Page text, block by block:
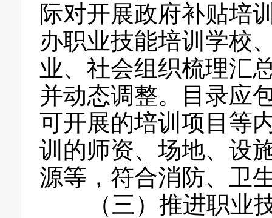
际对开展政府补贴培
办职业技能培训学校
业、社会组织梳理汇
并动态调整。目录应
可开展的培训项目等
训的师资、场地、设
源等，符合消防、卫
（三）推进职业技